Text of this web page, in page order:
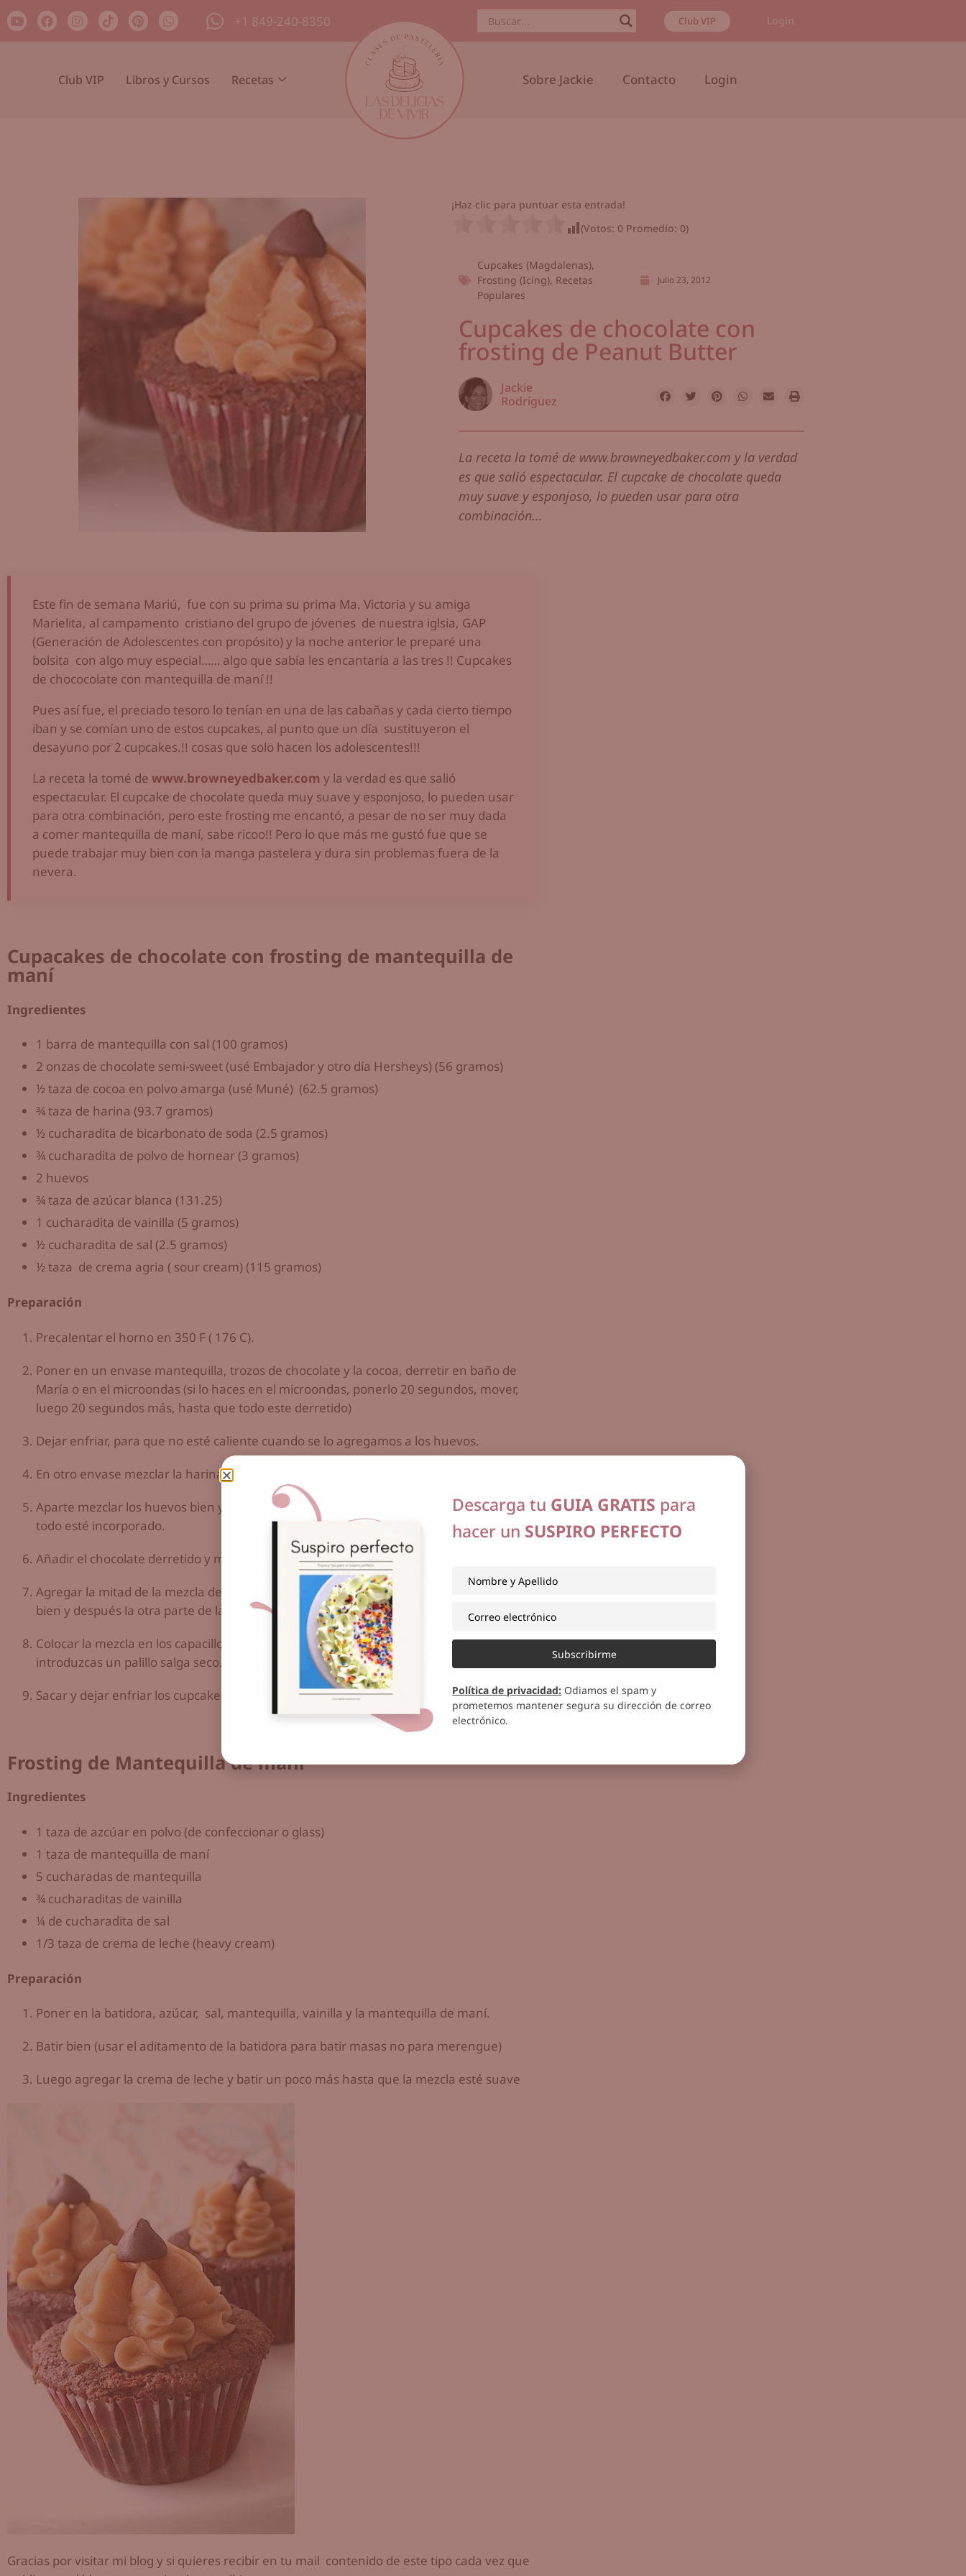
+1 849-240-8350 Club VIP Login
Club VIP Libros y Cursos Recetas Sobre Jackie Contacto Login
¡Haz clic para puntuar esta entrada!
(Votos: 0 Promedio: 0)
Cupcakes (Magdalenas),
Frosting (icing), Recetas
Populares
Julio 23, 2012
Cupcakes de chocolate con
frosting de Peanut Butter
Jackie
Rodríguez
La receta la tomé de www.browneyedbaker.com y la verdad
es que salió espectacular. El cupcake de chocolate queda
muy suave y esponjoso, lo pueden usar para otra
combinación...
Este fin de semana Mariú, fue con su prima su prima Ma. Victoria y su amiga
Marielita, al campamento cristiano del grupo de jóvenes de nuestra iglsia, GAP
(Generación de Adolescentes con propósito) y la noche anterior le preparé una
bolsita con algo muy especial…… algo que sabía les encantaría a las tres !! Cupcakes
de chococolate con mantequilla de maní !!
Pues así fue, el preciado tesoro lo tenían en una de las cabañas y cada cierto tiempo
iban y se comían uno de estos cupcakes, al punto que un día sustituyeron el
desayuno por 2 cupcakes.!! cosas que solo hacen los adolescentes!!!
La receta la tomé de www.browneyedbaker.com y la verdad es que salió
espectacular. El cupcake de chocolate queda muy suave y esponjoso, lo pueden usar
para otra combinación, pero este frosting me encantó, a pesar de no ser muy dada
a comer mantequilla de maní, sabe ricoo!! Pero lo que más me gustó fue que se
puede trabajar muy bien con la manga pastelera y dura sin problemas fuera de la
nevera.
Cupacakes de chocolate con frosting de mantequilla de
maní
Ingredientes
1 barra de mantequilla con sal (100 gramos)
2 onzas de chocolate semi-sweet (usé Embajador y otro día Hersheys) (56 gramos)
½ taza de cocoa en polvo amarga (usé Muné) (62.5 gramos)
¾ taza de harina (93.7 gramos)
½ cucharadita de bicarbonato de soda (2.5 gramos)
¾ cucharadita de polvo de hornear (3 gramos)
2 huevos
¾ taza de azúcar blanca (131.25)
1 cucharadita de vainilla (5 gramos)
½ cucharadita de sal (2.5 gramos)
½ taza de crema agria ( sour cream) (115 gramos)
Preparación
Precalentar el horno en 350 F ( 176 C).
Poner en un envase mantequilla, trozos de chocolate y la cocoa, derretir en baño de
María o en el microondas (si lo haces en el microondas, ponerlo 20 segundos, mover,
luego 20 segundos más, hasta que todo este derretido)
Dejar enfriar, para que no esté caliente cuando se lo agregamos a los huevos.
En otro envase mezclar la harina, baking soda, sal y polvo de hornear.
Aparte mezclar los huevos bien y agregarle el azúcar y la vainilla, mezclar hasta que
todo esté incorporado.
Añadir el chocolate derretido y mezclar.
Agregar la mitad de la mezcla de harina, mezclar, luego la crema agria incorporar todo
bien y después la otra parte de la harina.
Colocar la mezcla en los capacillos y hornear de 15 a 20 minutos o hasta cuando
introduzcas un palillo salga seco.
Sacar y dejar enfriar los cupcakes antes de poner el frosting de mantequilla de maní.
Frosting de Mantequilla de maní
Ingredientes
1 taza de azcúar en polvo (de confeccionar o glass)
1 taza de mantequilla de maní
5 cucharadas de mantequilla
¾ cucharaditas de vainilla
¼ de cucharadita de sal
1/3 taza de crema de leche (heavy cream)
Preparación
Poner en la batidora, azúcar, sal, mantequilla, vainilla y la mantequilla de maní.
Batir bien (usar el aditamento de la batidora para batir masas no para merengue)
Luego agregar la crema de leche y batir un poco más hasta que la mezcla esté suave
Gracias por visitar mi blog y si quieres recibir en tu mail contenido de este tipo cada vez que
Descarga tu GUIA GRATIS para
hacer un SUSPIRO PERFECTO
Subscribirme
Política de privacidad: Odiamos el spam y
prometemos mantener segura su dirección de correo
electrónico.